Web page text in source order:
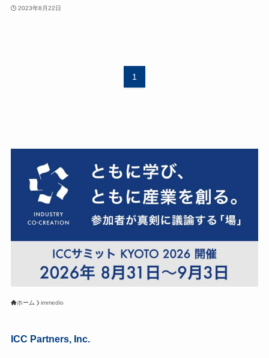
2023年8月22日
1
ホーム immedio
ICC Partners, Inc.